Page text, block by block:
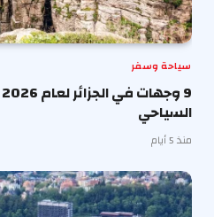
سياحة وسفر
السياحي
منذ 5 أيام